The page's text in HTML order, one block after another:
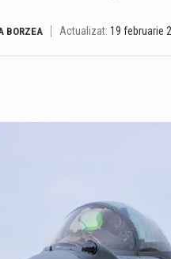
BORZEA Actualizat: 19 februarie